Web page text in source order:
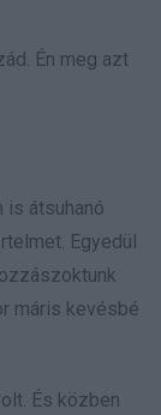
Én meg azt
is átsuhanó
Egyedül
máris kevésbé
És közben